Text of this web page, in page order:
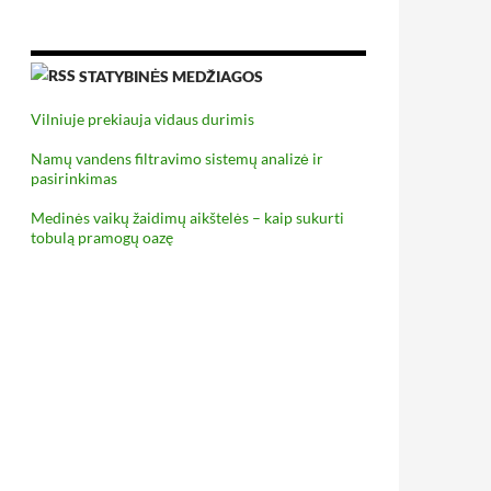
STATYBINĖS MEDŽIAGOS
Vilniuje prekiauja vidaus durimis
Namų vandens filtravimo sistemų analizė ir
pasirinkimas
Medinės vaikų žaidimų aikštelės – kaip sukurti
tobulą pramogų oazę